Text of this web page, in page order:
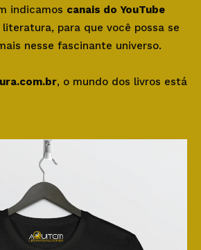
indicamos canais do YouTube
para que você possa se
nesse fascinante universo.
, o mundo dos livros está